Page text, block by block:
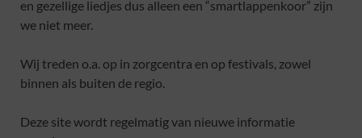
en gezellige liedjes dus alleen een “smartlappenkoor” zijn
we niet meer.
Wij treden o.a. op in zorgcentra en op festivals, zowel
binnen als buiten de regio.
Deze site wordt regelmatig van nieuwe informatie